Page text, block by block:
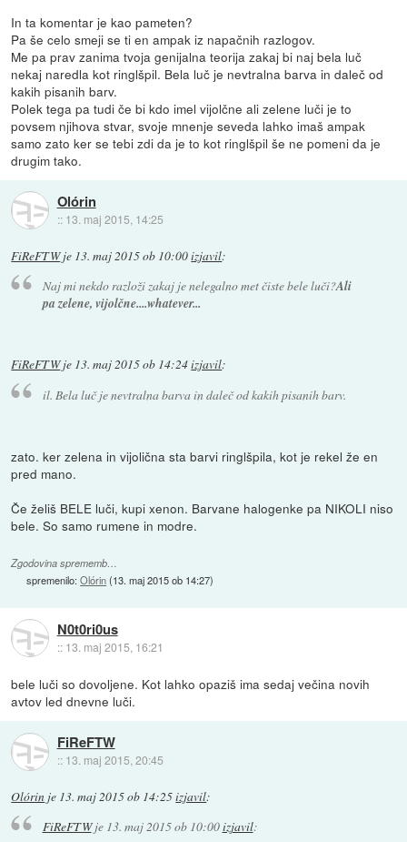
In ta komentar je kao pameten?
Pa še celo smeji se ti en ampak iz napačnih razlogov.
Me pa prav zanima tvoja genijalna teorija zakaj bi naj bela luč
nekaj naredla kot ringlšpil. Bela luč je nevtralna barva in daleč od
kakih pisanih barv.
Polek tega pa tudi če bi kdo imel vijolčne ali zelene luči je to
povsem njihova stvar, svoje mnenje seveda lahko imaš ampak
samo zato ker se tebi zdi da je to kot ringlšpil še ne pomeni da je
drugim tako.
Olórin
:: 13. maj 2015, 14:25
FiReFTWje 13. maj 2015 ob 10:00izjavil:
Naj mi nekdo razloži zakaj je nelegalno met čiste bele luči?Ali
pa zelene, vijolčne....whatever...
FiReFTWje 13. maj 2015 ob 14:24izjavil:
il. Bela luč je nevtralna barva in daleč od kakih pisanih barv.
zato. ker zelena in vijolična sta barvi ringlšpila, kot je rekel že en
pred mano.
Če želiš BELE luči, kupi xenon. Barvane halogenke pa NIKOLI niso
bele. So samo rumene in modre.
Zgodovina sprememb…
spremenilo:Olórin(13. maj 2015 ob 14:27)
N0t0ri0us
:: 13. maj 2015, 16:21
bele luči so dovoljene. Kot lahko opaziš ima sedaj večina novih
avtov led dnevne luči.
FiReFTW
:: 13. maj 2015, 20:45
Olórin je 13. maj 2015 ob 14:25izjavil:
FiReFTWje 13. maj 2015 ob 10:00izjavil: